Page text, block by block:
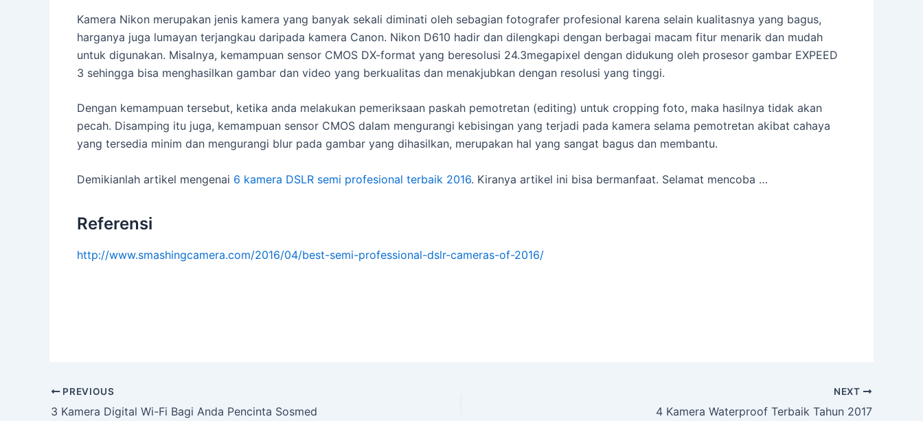
Kamera Nikon merupakan jenis kamera yang banyak sekali diminati oleh sebagian fotografer profesional karena selain kualitasnya yang bagus,
harganya juga lumayan terjangkau daripada kamera Canon. Nikon D610 hadir dan dilengkapi dengan berbagai macam fitur menarik dan mudah
untuk digunakan. Misalnya, kemampuan sensor CMOS DX-format yang beresolusi 24.3megapixel dengan didukung oleh prosesor gambar EXPEED
3 sehingga bisa menghasilkan gambar dan video yang berkualitas dan menakjubkan dengan resolusi yang tinggi.
Dengan kemampuan tersebut, ketika anda melakukan pemeriksaan paskah pemotretan (editing) untuk cropping foto, maka hasilnya tidak akan
pecah. Disamping itu juga, kemampuan sensor CMOS dalam mengurangi kebisingan yang terjadi pada kamera selama pemotretan akibat cahaya
yang tersedia minim dan mengurangi blur pada gambar yang dihasilkan, merupakan hal yang sangat bagus dan membantu.
Demikianlah artikel mengenai 6 kamera DSLR semi profesional terbaik 2016. Kiranya artikel ini bisa bermanfaat. Selamat mencoba …
Referensi
http://www.smashingcamera.com/2016/04/best-semi-professional-dslr-cameras-of-2016/
Post
navigation
PREVIOUS
3 Kamera Digital Wi-Fi Bagi Anda Pencinta Sosmed
NEXT
4 Kamera Waterproof Terbaik Tahun 2017